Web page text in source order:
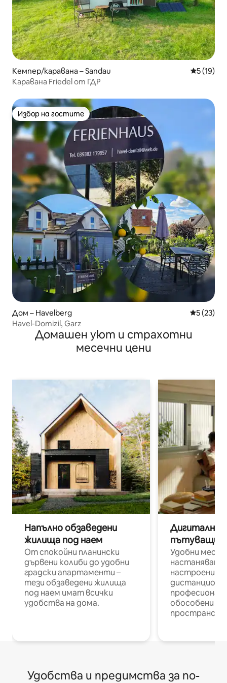
Кемпер/каравана – Sandau Средна
5 (19)
Каравана Friedel от ГДР
Избор на гостите
Избор на гостите
Дом – Havelberg Средна
5 (23)
Havel-Domizil, Garz
Домашен уют и страхотни
месечни цени
Напълно обзаведени
жилища под наем
От спокойни планински
дървени колиби до удобни
градски апартаменти –
тези обзаведени жилища
под наем имат всички
удобства на дома.
Дигитални
пътуващи
Удобни
настаняване
настроени и
обособени
Удобства и предимства за по-